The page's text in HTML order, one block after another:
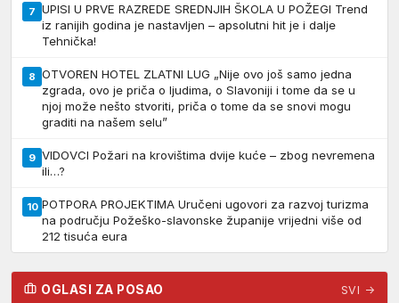
7 UPISI U PRVE RAZREDE SREDNJIH ŠKOLA U POŽEGI Trend
iz ranijih godina je nastavljen – apsolutni hit je i dalje
Tehnička!
8 OTVOREN HOTEL ZLATNI LUG „Nije ovo još samo jedna
zgrada, ovo je priča o ljudima, o Slavoniji i tome da se u
njoj može nešto stvoriti, priča o tome da se snovi mogu
graditi na našem selu”
9 VIDOVCI Požari na krovištima dvije kuće – zbog nevremena
ili…?
10 POTPORA PROJEKTIMA Uručeni ugovori za razvoj turizma
na području Požeško-slavonske županije vrijedni više od
212 tisuća eura
OGLASI ZA POSAO SVI →